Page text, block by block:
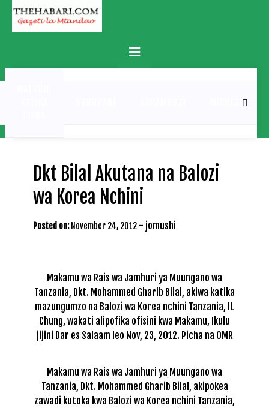
Skip
content
Primary
Menu
MICHEZO
Dkt Bilal Akutana na Balozi
wa Korea Nchini
Posted on: November 24, 2012 - jomushi
Makamu wa Rais wa Jamhuri ya Muungano wa
Tanzania, Dkt. Mohammed Gharib Bilal, akiwa katika
mazungumzo na Balozi wa Korea nchini Tanzania, IL
Chung, wakati alipofika ofisini kwa Makamu, Ikulu
jijini Dar es Salaam leo Nov, 23, 2012. Picha na OMR
Makamu wa Rais wa Jamhuri ya Muungano wa
Tanzania, Dkt. Mohammed Gharib Bilal, akipokea
zawadi kutoka kwa Balozi wa Korea nchini Tanzania,